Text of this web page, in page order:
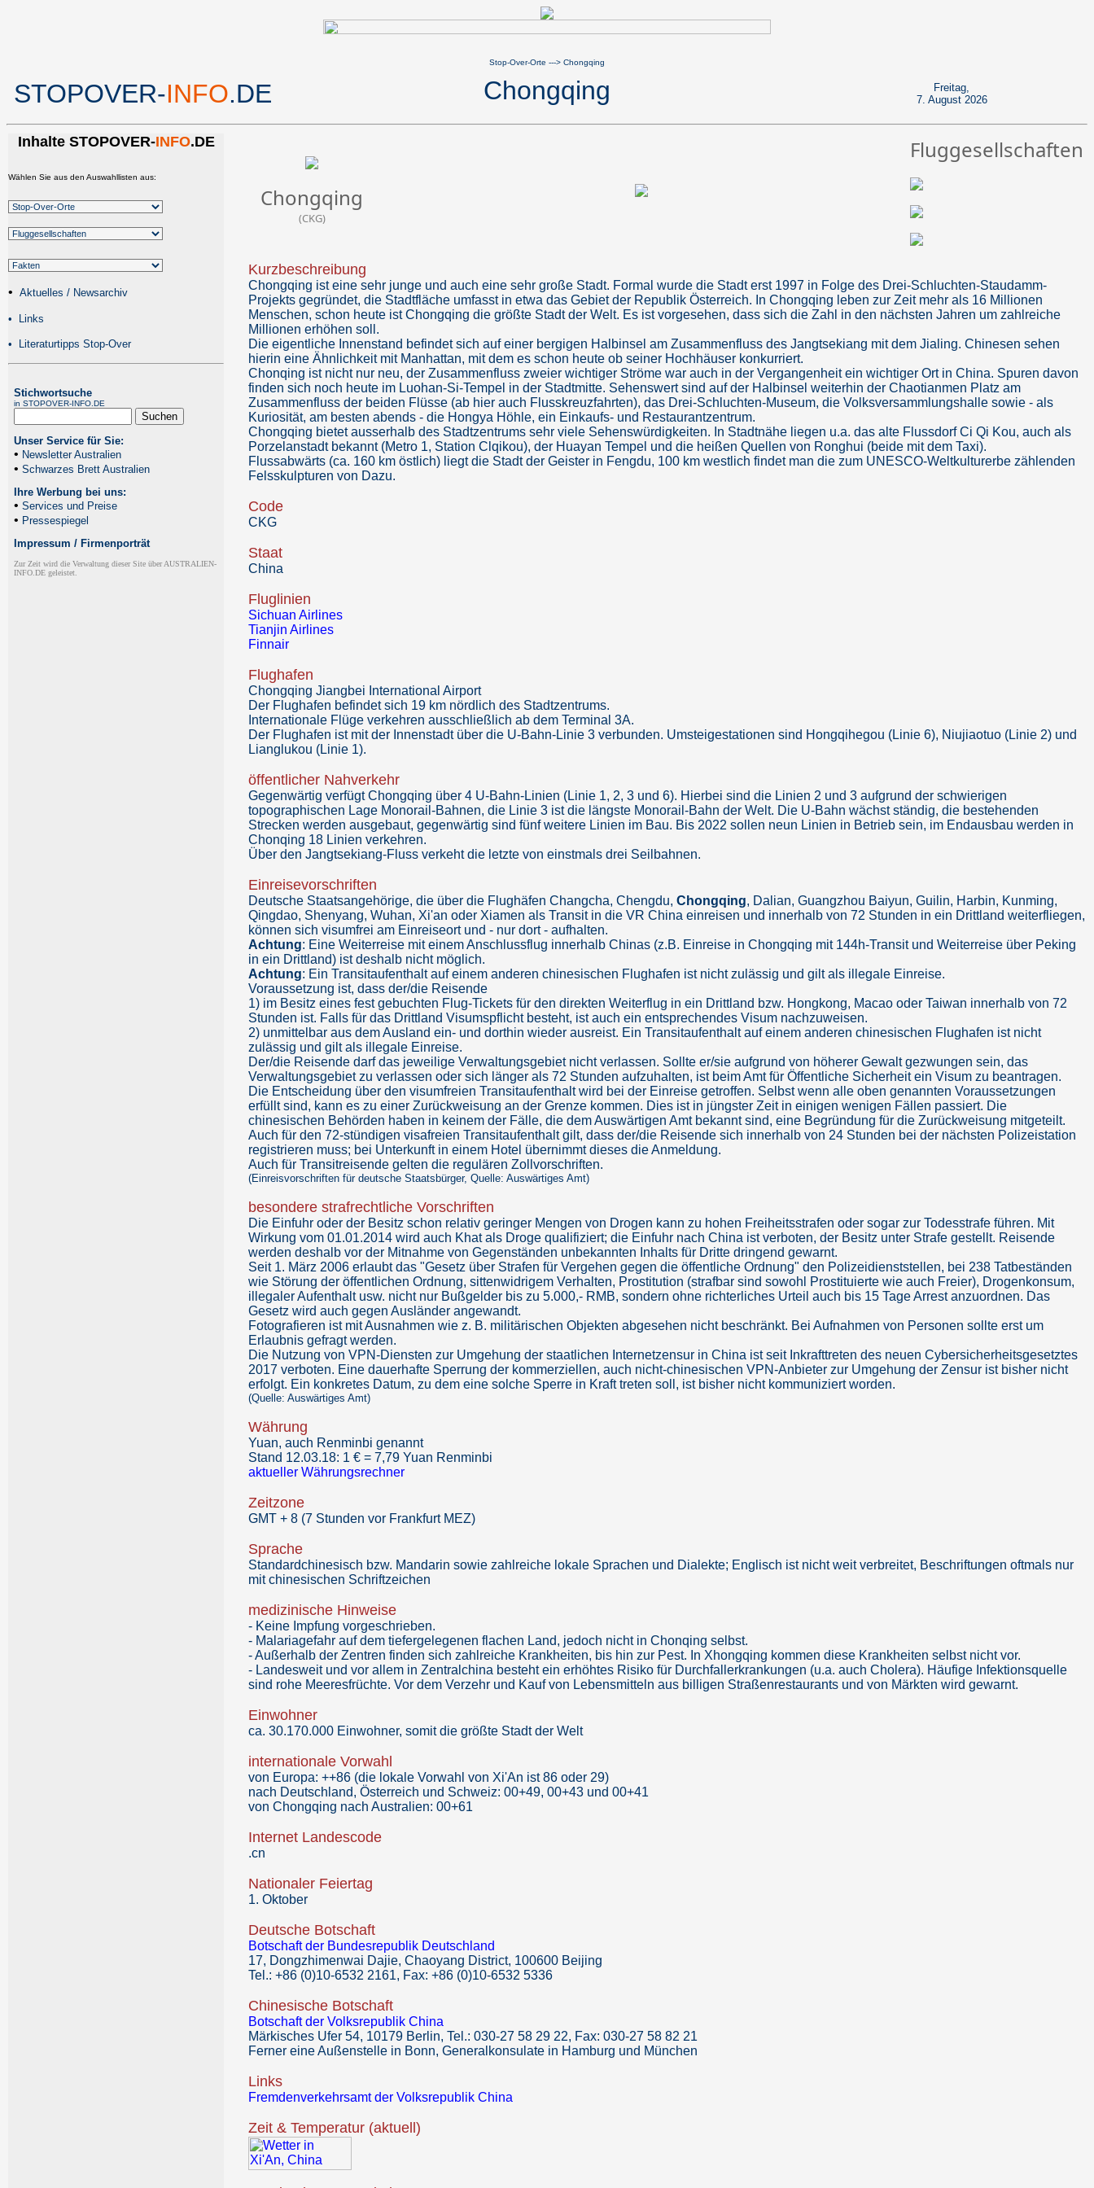
STOPOVER-INFO.DE
Stop-Over-Orte ---> Chongqing
Chongqing
Freitag,
7. August 2026
Inhalte STOPOVER-INFO.DE
Wählen Sie aus den Auswahllisten aus:
• Aktuelles / Newsarchiv
• Links
• Literaturtipps Stop-Over
Stichwortsuche
in STOPOVER-INFO.DE
Unser Service für Sie:
• Newsletter Australien
• Schwarzes Brett Australien
Ihre Werbung bei uns:
• Services und Preise
• Pressespiegel
Impressum / Firmenporträt
Zur Zeit wird die Verwaltung dieser Site über AUSTRALIEN-
INFO.DE geleistet.
Chongqing
(CKG)
Fluggesellschaften
Kurzbeschreibung
Chongqing ist eine sehr junge und auch eine sehr große Stadt. Formal wurde die Stadt erst 1997 in Folge des Drei-Schluchten-Staudamm-
Projekts gegründet, die Stadtfläche umfasst in etwa das Gebiet der Republik Österreich. In Chongqing leben zur Zeit mehr als 16 Millionen
Menschen, schon heute ist Chongqing die größte Stadt der Welt. Es ist vorgesehen, dass sich die Zahl in den nächsten Jahren um zahlreiche
Millionen erhöhen soll.
Die eigentliche Innenstand befindet sich auf einer bergigen Halbinsel am Zusammenfluss des Jangtsekiang mit dem Jialing. Chinesen sehen
hierin eine Ähnlichkeit mit Manhattan, mit dem es schon heute ob seiner Hochhäuser konkurriert.
Chonqing ist nicht nur neu, der Zusammenfluss zweier wichtiger Ströme war auch in der Vergangenheit ein wichtiger Ort in China. Spuren davon
finden sich noch heute im Luohan-Si-Tempel in der Stadtmitte. Sehenswert sind auf der Halbinsel weiterhin der Chaotianmen Platz am
Zusammenfluss der beiden Flüsse (ab hier auch Flusskreuzfahrten), das Drei-Schluchten-Museum, die Volksversammlungshalle sowie - als
Kuriosität, am besten abends - die Hongya Höhle, ein Einkaufs- und Restaurantzentrum.
Chongqing bietet ausserhalb des Stadtzentrums sehr viele Sehenswürdigkeiten. In Stadtnähe liegen u.a. das alte Flussdorf Ci Qi Kou, auch als
Porzelanstadt bekannt (Metro 1, Station Clqikou), der Huayan Tempel und die heißen Quellen von Ronghui (beide mit dem Taxi).
Flussabwärts (ca. 160 km östlich) liegt die Stadt der Geister in Fengdu, 100 km westlich findet man die zum UNESCO-Weltkulturerbe zählenden
Felsskulpturen von Dazu.
Code
CKG
Staat
China
Fluglinien
Sichuan Airlines
Tianjin Airlines
Finnair
Flughafen
Chongqing Jiangbei International Airport
Der Flughafen befindet sich 19 km nördlich des Stadtzentrums.
Internationale Flüge verkehren ausschließlich ab dem Terminal 3A.
Der Flughafen ist mit der Innenstadt über die U-Bahn-Linie 3 verbunden. Umsteigestationen sind Hongqihegou (Linie 6), Niujiaotuo (Linie 2) und
Lianglukou (Linie 1).
öffentlicher Nahverkehr
Gegenwärtig verfügt Chongqing über 4 U-Bahn-Linien (Linie 1, 2, 3 und 6). Hierbei sind die Linien 2 und 3 aufgrund der schwierigen
topographischen Lage Monorail-Bahnen, die Linie 3 ist die längste Monorail-Bahn der Welt. Die U-Bahn wächst ständig, die bestehenden
Strecken werden ausgebaut, gegenwärtig sind fünf weitere Linien im Bau. Bis 2022 sollen neun Linien in Betrieb sein, im Endausbau werden in
Chonqing 18 Linien verkehren.
Über den Jangtsekiang-Fluss verkeht die letzte von einstmals drei Seilbahnen.
Einreisevorschriften
Deutsche Staatsangehörige, die über die Flughäfen Changcha, Chengdu, Chongqing, Dalian, Guangzhou Baiyun, Guilin, Harbin, Kunming,
Qingdao, Shenyang, Wuhan, Xi'an oder Xiamen als Transit in die VR China einreisen und innerhalb von 72 Stunden in ein Drittland weiterfliegen,
können sich visumfrei am Einreiseort und - nur dort - aufhalten.
Achtung: Eine Weiterreise mit einem Anschlussflug innerhalb Chinas (z.B. Einreise in Chongqing mit 144h-Transit und Weiterreise über Peking
in ein Drittland) ist deshalb nicht möglich.
Achtung: Ein Transitaufenthalt auf einem anderen chinesischen Flughafen ist nicht zulässig und gilt als illegale Einreise.
Voraussetzung ist, dass der/die Reisende
1) im Besitz eines fest gebuchten Flug-Tickets für den direkten Weiterflug in ein Drittland bzw. Hongkong, Macao oder Taiwan innerhalb von 72
Stunden ist. Falls für das Drittland Visumspflicht besteht, ist auch ein entsprechendes Visum nachzuweisen.
2) unmittelbar aus dem Ausland ein- und dorthin wieder ausreist. Ein Transitaufenthalt auf einem anderen chinesischen Flughafen ist nicht
zulässig und gilt als illegale Einreise.
Der/die Reisende darf das jeweilige Verwaltungsgebiet nicht verlassen. Sollte er/sie aufgrund von höherer Gewalt gezwungen sein, das
Verwaltungsgebiet zu verlassen oder sich länger als 72 Stunden aufzuhalten, ist beim Amt für Öffentliche Sicherheit ein Visum zu beantragen.
Die Entscheidung über den visumfreien Transitaufenthalt wird bei der Einreise getroffen. Selbst wenn alle oben genannten Voraussetzungen
erfüllt sind, kann es zu einer Zurückweisung an der Grenze kommen. Dies ist in jüngster Zeit in einigen wenigen Fällen passiert. Die
chinesischen Behörden haben in keinem der Fälle, die dem Auswärtigen Amt bekannt sind, eine Begründung für die Zurückweisung mitgeteilt.
Auch für den 72-stündigen visafreien Transitaufenthalt gilt, dass der/die Reisende sich innerhalb von 24 Stunden bei der nächsten Polizeistation
registrieren muss; bei Unterkunft in einem Hotel übernimmt dieses die Anmeldung.
Auch für Transitreisende gelten die regulären Zollvorschriften.
(Einreisvorschriften für deutsche Staatsbürger, Quelle: Auswärtiges Amt)
besondere strafrechtliche Vorschriften
Die Einfuhr oder der Besitz schon relativ geringer Mengen von Drogen kann zu hohen Freiheitsstrafen oder sogar zur Todesstrafe führen. Mit
Wirkung vom 01.01.2014 wird auch Khat als Droge qualifiziert; die Einfuhr nach China ist verboten, der Besitz unter Strafe gestellt. Reisende
werden deshalb vor der Mitnahme von Gegenständen unbekannten Inhalts für Dritte dringend gewarnt.
Seit 1. März 2006 erlaubt das "Gesetz über Strafen für Vergehen gegen die öffentliche Ordnung" den Polizeidienststellen, bei 238 Tatbeständen
wie Störung der öffentlichen Ordnung, sittenwidrigem Verhalten, Prostitution (strafbar sind sowohl Prostituierte wie auch Freier), Drogenkonsum,
illegaler Aufenthalt usw. nicht nur Bußgelder bis zu 5.000,- RMB, sondern ohne richterliches Urteil auch bis 15 Tage Arrest anzuordnen. Das
Gesetz wird auch gegen Ausländer angewandt.
Fotografieren ist mit Ausnahmen wie z. B. militärischen Objekten abgesehen nicht beschränkt. Bei Aufnahmen von Personen sollte erst um
Erlaubnis gefragt werden.
Die Nutzung von VPN-Diensten zur Umgehung der staatlichen Internetzensur in China ist seit Inkrafttreten des neuen Cybersicherheitsgesetztes
2017 verboten. Eine dauerhafte Sperrung der kommerziellen, auch nicht-chinesischen VPN-Anbieter zur Umgehung der Zensur ist bisher nicht
erfolgt. Ein konkretes Datum, zu dem eine solche Sperre in Kraft treten soll, ist bisher nicht kommuniziert worden.
(Quelle: Auswärtiges Amt)
Währung
Yuan, auch Renminbi genannt
Stand 12.03.18: 1 € = 7,79 Yuan Renminbi
aktueller Währungsrechner
Zeitzone
GMT + 8 (7 Stunden vor Frankfurt MEZ)
Sprache
Standardchinesisch bzw. Mandarin sowie zahlreiche lokale Sprachen und Dialekte; Englisch ist nicht weit verbreitet, Beschriftungen oftmals nur
mit chinesischen Schriftzeichen
medizinische Hinweise
- Keine Impfung vorgeschrieben.
- Malariagefahr auf dem tiefergelegenen flachen Land, jedoch nicht in Chonqing selbst.
- Außerhalb der Zentren finden sich zahlreiche Krankheiten, bis hin zur Pest. In Xhongqing kommen diese Krankheiten selbst nicht vor.
- Landesweit und vor allem in Zentralchina besteht ein erhöhtes Risiko für Durchfallerkrankungen (u.a. auch Cholera). Häufige Infektionsquelle
sind rohe Meeresfrüchte. Vor dem Verzehr und Kauf von Lebensmitteln aus billigen Straßenrestaurants und von Märkten wird gewarnt.
Einwohner
ca. 30.170.000 Einwohner, somit die größte Stadt der Welt
internationale Vorwahl
von Europa: ++86 (die lokale Vorwahl von Xi'An ist 86 oder 29)
nach Deutschland, Österreich und Schweiz: 00+49, 00+43 und 00+41
von Chongqing nach Australien: 00+61
Internet Landescode
.cn
Nationaler Feiertag
1. Oktober
Deutsche Botschaft
Botschaft der Bundesrepublik Deutschland
17, Dongzhimenwai Dajie, Chaoyang District, 100600 Beijing
Tel.: +86 (0)10-6532 2161, Fax: +86 (0)10-6532 5336
Chinesische Botschaft
Botschaft der Volksrepublik China
Märkisches Ufer 54, 10179 Berlin, Tel.: 030-27 58 29 22, Fax: 030-27 58 82 21
Ferner eine Außenstelle in Bonn, Generalkonsulate in Hamburg und München
Links
Fremdenverkehrsamt der Volksrepublik China
Zeit & Temperatur (aktuell)